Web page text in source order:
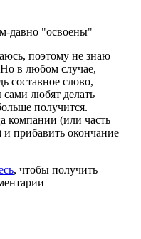
давно "освоены"
поэтому не знаю
в любом случае,
составное слово,
любят делать
получится.
компании (или часть
прибавить окончание
, чтобы получить